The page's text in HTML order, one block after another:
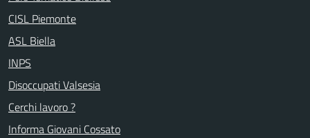
CISL Piemonte
ASL Biella
INPS
Disoccupati Valsesia
Cerchi lavoro ?
Informa Giovani Cossato